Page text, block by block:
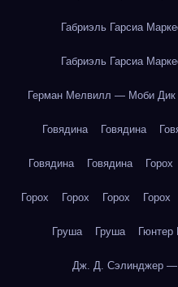
Габриэль Гарсиа
Габриэль Гарсиа
Герман Мелвилл — Моби Дик
Говядина Говядина
Говядина Говядина Горох
Горох Горох Горох Горох
Груша Груша
Дж. Д. Сэлинджер —